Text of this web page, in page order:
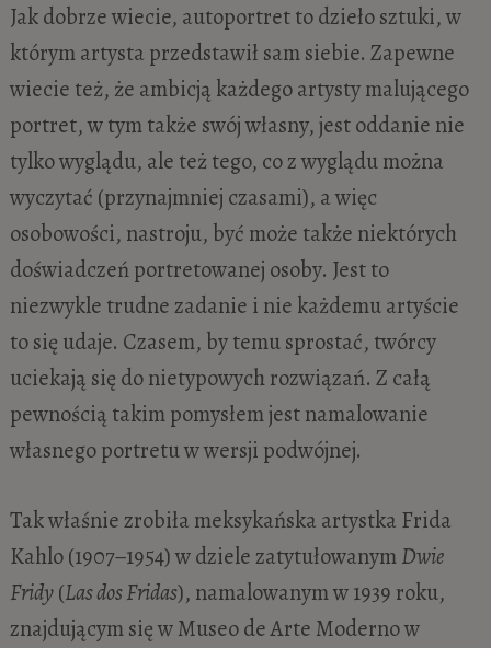
Jak dobrze wiecie, autoportret to dzieło sztuki, w
którym artysta przedstawił sam siebie. Zapewne
wiecie też, że ambicją każdego artysty malującego
portret, w tym także swój własny, jest oddanie nie
tylko wyglądu, ale też tego, co z wyglądu można
wyczytać (przynajmniej czasami), a więc
osobowości, nastroju, być może także niektórych
doświadczeń portretowanej osoby. Jest to
niezwykle trudne zadanie i nie każdemu artyście
to się udaje. Czasem, by temu sprostać, twórcy
uciekają się do nietypowych rozwiązań. Z całą
pewnością takim pomysłem jest namalowanie
własnego portretu w wersji podwójnej.
Tak właśnie zrobiła meksykańska artystka Frida
Kahlo (1907−1954) w dziele zatytułowanymDwie
Fridy(Las dos Fridas), namalowanym w 1939 roku,
znajdującym się w Museo de Arte Moderno w